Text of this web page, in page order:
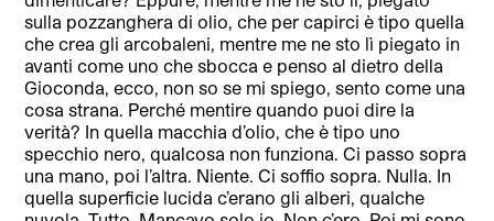
sulla pozzanghera di olio, che per capirci è tipo quella
che crea gli arcobaleni, mentre me ne sto lì piegato in
avanti come uno che sbocca e penso al dietro della
Gioconda, ecco, non so se mi spiego, sento come una
cosa strana. Perché mentire quando puoi dire la
verità? In quella macchia d’olio, che è tipo uno
specchio nero, qualcosa non funziona. Ci passo sopra
una mano, poi l’altra. Niente. Ci soffio sopra. Nulla. In
quella superficie lucida c’erano gli alberi, qualche